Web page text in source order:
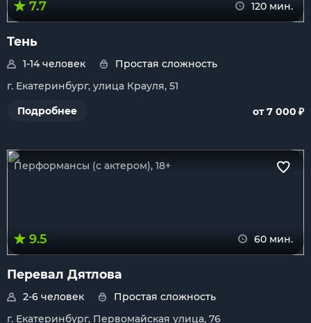
7.7 120 мин.
Тень
1-14 человек
Простая сложность
г. Екатеринбург, улица Крауля, 51
Подробнее
от 7 000 ₽
Перформансы (с актером), 18+
9.5 60 мин.
Перевал Дятлова
2-6 человек
Простая сложность
г. Екатеринбург, Первомайская улица, 76